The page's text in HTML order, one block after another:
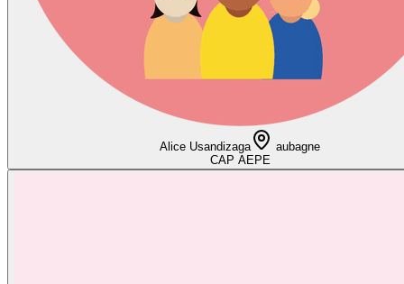
Alice Usandizaga
aubagne
CAP AEPE